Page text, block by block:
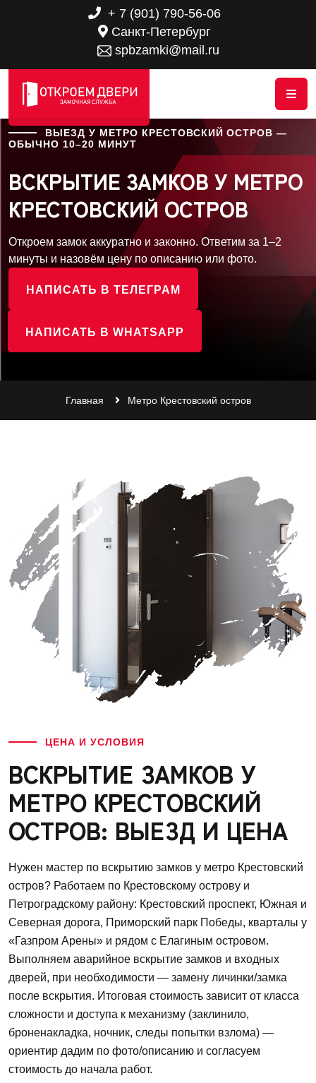
+ 7 (901) 790-56-06
Санкт-Петербург
spbzamki@mail.ru
ВЫЕЗД У МЕТРО КРЕСТОВСКИЙ ОСТРОВ —
ОБЫЧНО 10–20 МИНУТ
ВСКРЫТИЕ ЗАМКОВ У МЕТРО
КРЕСТОВСКИЙ ОСТРОВ
Откроем замок аккуратно и законно. Ответим за 1–2
минуты и назовём цену по описанию или фото.
НАПИСАТЬ В ТЕЛЕГРАМ
НАПИСАТЬ В WHATSAPP
Главная Метро Крестовский остров
ЦЕНА И УСЛОВИЯ
ВСКРЫТИЕ ЗАМКОВ У
МЕТРО КРЕСТОВСКИЙ
ОСТРОВ: ВЫЕЗД И ЦЕНА
Нужен мастер по вскрытию замков у метро Крестовский
остров? Работаем по Крестовскому острову и
Петроградскому району: Крестовский проспект, Южная и
Северная дорога, Приморский парк Победы, кварталы у
«Газпром Арены» и рядом с Елагиным островом.
Выполняем аварийное вскрытие замков и входных
дверей, при необходимости — замену личинки/замка
после вскрытия. Итоговая стоимость зависит от класса
сложности и доступа к механизму (заклинило,
броненакладка, ночник, следы попытки взлома) —
ориентир дадим по фото/описанию и согласуем
стоимость до начала работ.